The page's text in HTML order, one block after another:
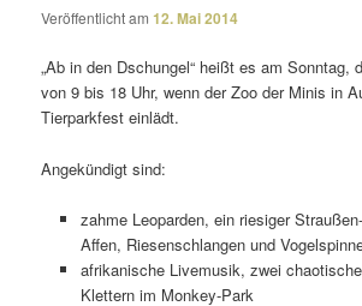
Veröffentlicht am12. Mai 2014
„Ab in den Dschungel“ heißt es am Sonntag,
von 9 bis 18 Uhr, wenn der Zoo der Minis in
Tierparkfest einlädt.
Angekündigt sind:
zahme Leoparden, ein riesiger
Affen, Riesenschlangen und
afri­ka­ni­sche Livemusik, zwei
Klettern im Monkey-Park